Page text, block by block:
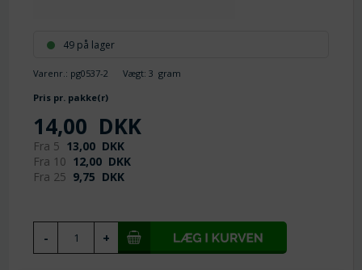
49 på lager
Varenr.: pg0537-2 Vægt:3 gram
Pris pr. pakke(r)
14,00 DKK
Fra 5 13,00 DKK
Fra 10 12,00 DKK
Fra 25 9,75 DKK